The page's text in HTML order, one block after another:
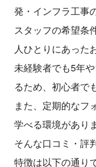
発・インフラ工事
スタッフの希望条
人ひとりにあった
未経験者でも5年
るため、初心者で
また、定期的なフ
学べる環境があり
そんな口コミ・評
特徴は以下の通り